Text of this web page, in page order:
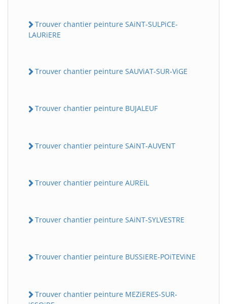
Trouver chantier peinture SAiNT-SULPiCE-
LAURiERE
Trouver chantier peinture SAUViAT-SUR-ViGE
Trouver chantier peinture BUJALEUF
Trouver chantier peinture SAiNT-AUVENT
Trouver chantier peinture AUREiL
Trouver chantier peinture SAiNT-SYLVESTRE
Trouver chantier peinture BUSSiERE-POiTEViNE
Trouver chantier peinture MEZiERES-SUR-